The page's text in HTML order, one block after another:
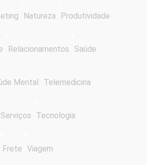
Natureza Produtividade
Relacionamentos Saúde
Mental Telemedicina
Serviços Tecnologia
Frete Viagem